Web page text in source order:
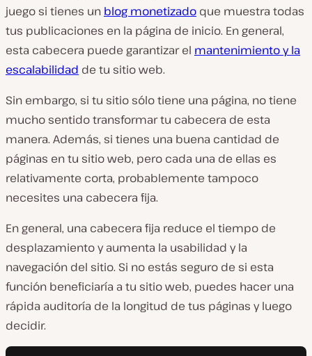
juego si tienes un blog monetizado que muestra todas
tus publicaciones en la página de inicio. En general,
esta cabecera puede garantizar el mantenimiento y la
escalabilidad de tu sitio web.
Sin embargo, si tu sitio sólo tiene una página, no tiene
mucho sentido transformar tu cabecera de esta
manera. Además, si tienes una buena cantidad de
páginas en tu sitio web, pero cada una de ellas es
relativamente corta, probablemente tampoco
necesites una cabecera fija.
En general, una cabecera fija reduce el tiempo de
desplazamiento y aumenta la usabilidad y la
navegación del sitio. Si no estás seguro de si esta
función beneficiaría a tu sitio web, puedes hacer una
rápida auditoría de la longitud de tus páginas y luego
decidir.